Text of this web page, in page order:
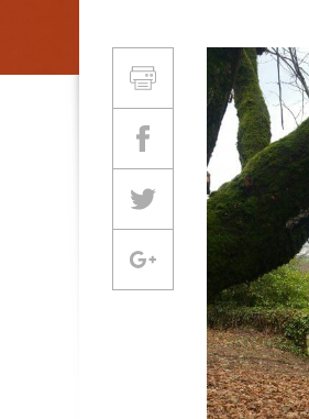
Partager et Imprimer
Imprimer
Partager sur Facebook
Partager sur Twitter
Partager sur Google +